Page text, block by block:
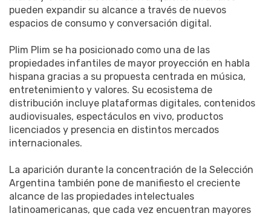
pueden expandir su alcance a través de nuevos
espacios de consumo y conversación digital.
Plim Plim se ha posicionado como una de las
propiedades infantiles de mayor proyección en habla
hispana gracias a su propuesta centrada en música,
entretenimiento y valores. Su ecosistema de
distribución incluye plataformas digitales, contenidos
audiovisuales, espectáculos en vivo, productos
licenciados y presencia en distintos mercados
internacionales.
La aparición durante la concentración de la Selección
Argentina también pone de manifiesto el creciente
alcance de las propiedades intelectuales
latinoamericanas, que cada vez encuentran mayores